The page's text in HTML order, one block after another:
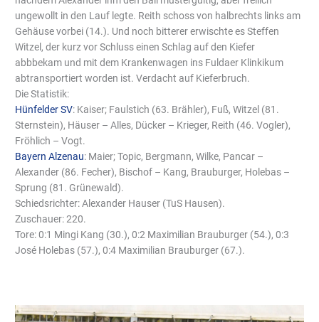
ungewollt in den Lauf legte. Reith schoss von halbrechts links am
Gehäuse vorbei (14.). Und noch bitterer erwischte es Steffen
Witzel, der kurz vor Schluss einen Schlag auf den Kiefer
abbbekam und mit dem Krankenwagen ins Fuldaer Klinkikum
abtransportiert worden ist. Verdacht auf Kieferbruch.
Die Statistik:
Hünfelder SV: Kaiser; Faulstich (63. Brähler), Fuß, Witzel (81.
Sternstein), Häuser – Alles, Dücker – Krieger, Reith (46. Vogler),
Fröhlich – Vogt.
Bayern Alzenau: Maier; Topic, Bergmann, Wilke, Pancar –
Alexander (86. Fecher), Bischof – Kang, Brauburger, Holebas –
Sprung (81. Grünewald).
Schiedsrichter: Alexander Hauser (TuS Hausen).
Zuschauer: 220.
Tore: 0:1 Mingi Kang (30.), 0:2 Maximilian Brauburger (54.), 0:3
José Holebas (57.), 0:4 Maximilian Brauburger (67.).